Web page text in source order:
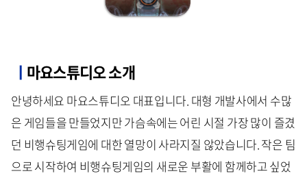
ㅣ 마요스튜디오 소개
안녕하세요 마요스튜디오 대표입니다. 대형 개발사에서 수많
은 게임들을 만들었지만 가슴속에는 어린 시절 가장 많이 즐겼
던 비행슈팅게임에 대한 열망이 사라지질 않았습니다. 작은 팀
으로 시작하여 비행슈팅게임의 새로운 부활에 함께하고 싶었